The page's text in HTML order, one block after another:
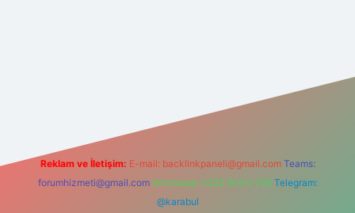
elexbetgiris.org
Reklam ve İletişim: E-mail: backlinkpaneli@gmail.com Teams:
forumhizmeti@gmail.com Whatsapp: 0262 606 0 726 Telegram:
@karabul